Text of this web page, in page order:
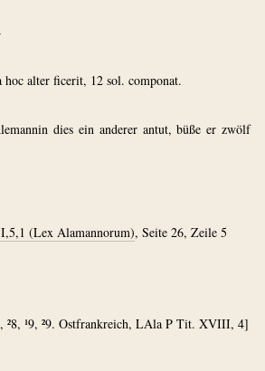
hoc alter ficerit, 12 sol. componat.
dies ein anderer antut, büße er zwölf
(Lex Alamannorum), Seite 26, Zeile 5
, ²8, ¹9, ²9. Ostfrankreich, LAla P Tit. XVIII, 4]